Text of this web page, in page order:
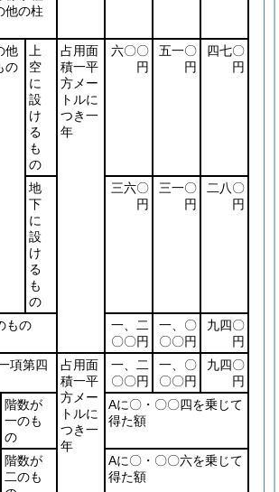
他の柱
他
の
上
空
に
設
け
る
も
の
占用面
積一平
方メー
トルに
つき一
年
六〇〇
円
五一〇
円
四七〇
円
地
下
に
設
け
る
も
の
三六〇
円
三一〇
円
二八〇
円
もの
一、二
〇〇円
一、〇
〇〇円
九四〇
円
項第四
占用面
積一平
方メー
トルに
つき一
年
一、二
〇〇円
一、〇
〇〇円
九四〇
円
階数が
一のも
の
Aに〇・〇〇四を乗じて
得た額
階数が
二のも
Aに〇・〇〇六を乗じて
得た額